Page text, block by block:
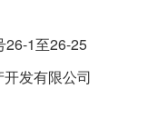
26-1至26-25
开发有限公司